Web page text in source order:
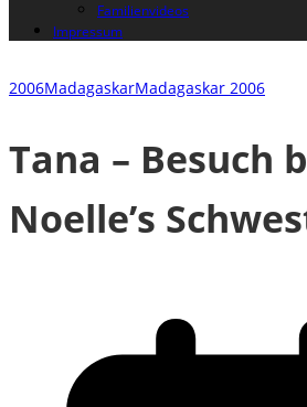
Familienvideos
Impressum
2006MadagaskarMadagaskar 2006
Tana – Besuch
Noelle’s